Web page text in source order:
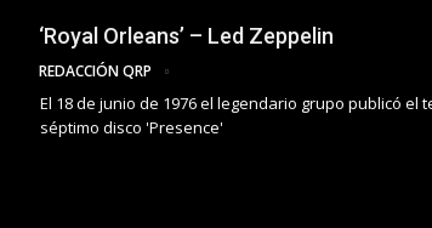
‘Royal Orleans’ – Led Zeppelin
REDACCIÓN QRP
El 18 de junio de 1976 el legendario grupo publicó el
séptimo disco 'Presence'